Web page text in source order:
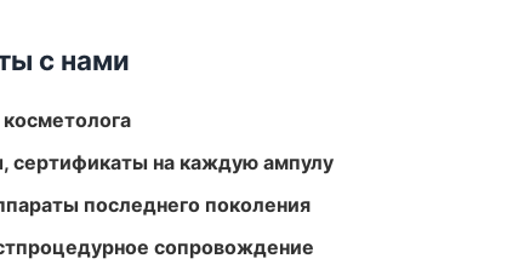
с нами
сертификаты на каждую ампулу
последнего поколения
сопровождение